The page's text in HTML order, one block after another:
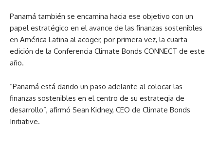
Panamá también se encamina hacia ese objetivo con un
papel estratégico en el avance de las finanzas sostenibles
en América Latina al acoger, por primera vez, la cuarta
edición de la Conferencia Climate Bonds CONNECT de este
año.
“Panamá está dando un paso adelante al colocar las
finanzas sostenibles en el centro de su estrategia de
desarrollo”, afirmó Sean Kidney, CEO de Climate Bonds
Initiative.